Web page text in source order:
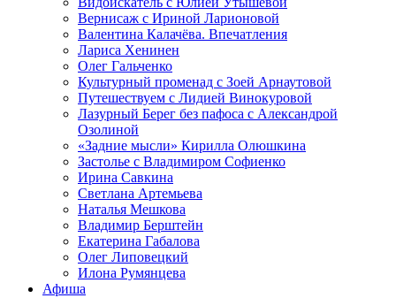
Вернисаж с Ириной Ларионовой
Валентина Калачёва. Впечатления
Лариса Хенинен
Олег Гальченко
Культурный променад с Зоей Арнаутовой
Путешествуем с Лидией Винокуровой
Лазурный Берег без пафоса с Александрой
Озолиной
«Задние мысли» Кирилла Олюшкина
Застолье с Владимиром Софиенко
Ирина Савкина
Светлана Артемьева
Наталья Мешкова
Владимир Берштейн
Екатерина Габалова
Олег Липовецкий
Илона Румянцева
Афиша